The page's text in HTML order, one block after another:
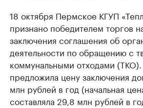
18 октября Пермское КГУП
признано победителем торгов
заключения соглашения об
деятельности по обращению с
коммунальными отходами
предложила цену заключения
млн рублей в год (начальная
составляла 29,8 млн рублей в